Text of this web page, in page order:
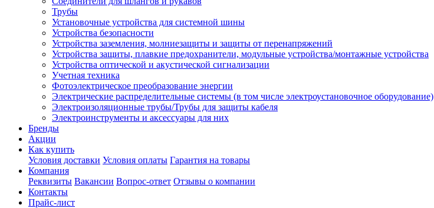
Трубы
Установочные устройства для системной шины
Устройства безопасности
Устройства заземления, молниезащиты и защиты от перенапряжений
Устройства защиты, плавкие предохранители, модульные устройства/монтажные устройства
Устройства оптической и акустической сигнализации
Учетная техника
Фотоэлектрическое преобразование энергии
Электрические распределительные системы (в том числе электроустановочное оборудование)
Электроизоляционные трубы/Трубы для защиты кабеля
Электроинструменты и аксессуары для них
Бренды
Акции
Как купить
Условия доставки Условия оплаты Гарантия на товары
Компания
Реквизиты Вакансии Вопрос-ответ Отзывы о компании
Контакты
Прайс-лист